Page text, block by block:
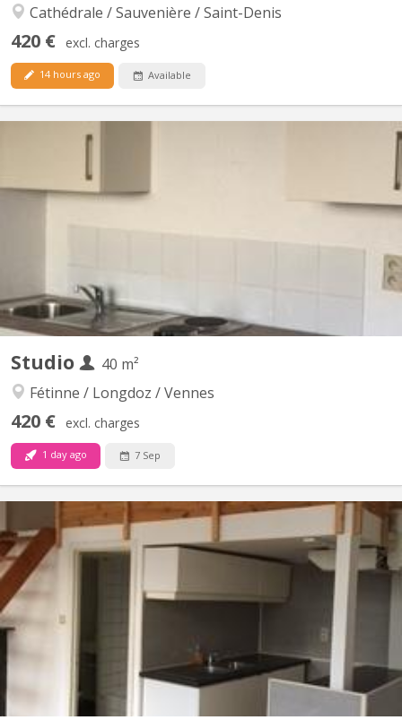
Cathédrale / Sauvenière / Saint-Denis
420 € excl. charges
14 hours ago Available
KL 2429
tout confort qui se libère entre juillet et le 30/08, !! Vu le grand
nombre de demandes !! Merci de téléphoner au pour vous
présenter ... de préférence Lu-Sa de 12h à 13h et de 18h à 20h.
Ou d'envoyer vos coordonnées par SMS ou...
Studio
40 m²
Fétinne / Longdoz / Vennes
420 € excl. charges
1 day ago 7 Sep
KL 9746
En face de la médiacité et ses commerces, studio situé au
deuxièmeétage d'un immeuble calme.